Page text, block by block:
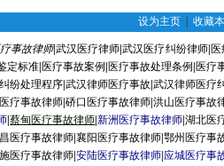
设为主页 收藏
事故律师|武汉医疗律师 |武汉医疗纠纷律师|
定标准 医疗事故案例 医疗事故处理条例 医疗
纷处理程序 |武汉律师医疗事故 |武汉律师医疗
疗事故律师 |硚口医疗事故律师 |洪山医疗事故
|蔡甸 医疗事故律师 |新洲医疗事故律师 |湖北医
医疗事故律师 |襄阳医疗事故律师 |鄂州医疗事
医疗事故律师 |安陆医疗事故律师 |应城医疗事